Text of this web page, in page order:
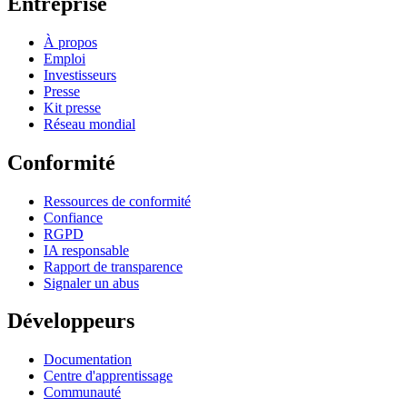
À propos
Emploi
Investisseurs
Presse
Kit presse
Réseau mondial
Conformité
Ressources de conformité
Confiance
RGPD
IA responsable
Rapport de transparence
Signaler un abus
Développeurs
Documentation
Centre d'apprentissage
Communauté